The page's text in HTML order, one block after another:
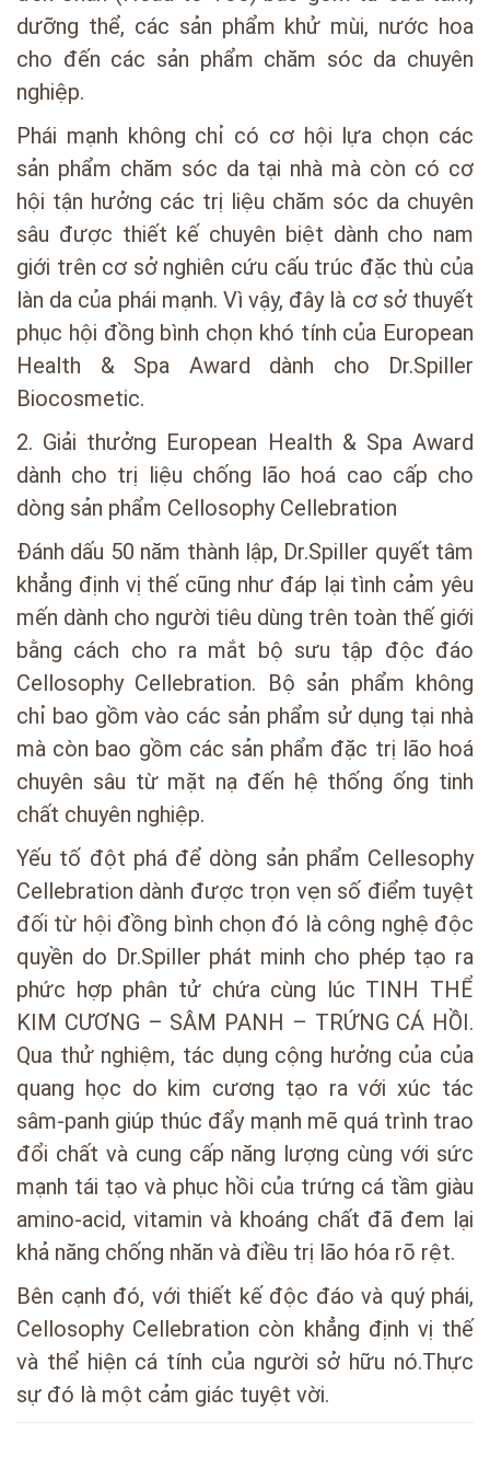
dưỡng thể, các sản phẩm khử mùi, nước hoa
cho đến các sản phẩm chăm sóc da chuyên
nghiệp.
Phái mạnh không chỉ có cơ hội lựa chọn các
sản phẩm chăm sóc da tại nhà mà còn có cơ
hội tận hưởng các trị liệu chăm sóc da chuyên
sâu được thiết kế chuyên biệt dành cho nam
giới trên cơ sở nghiên cứu cấu trúc đặc thù của
làn da của phái mạnh. Vì vậy, đây là cơ sở thuyết
phục hội đồng bình chọn khó tính của European
Health & Spa Award dành cho Dr.Spiller
Biocosmetic.
2. Giải thưởng European Health & Spa Award
dành cho trị liệu chống lão hoá cao cấp cho
dòng sản phẩm Cellosophy Cellebration
Đánh dấu 50 năm thành lập, Dr.Spiller quyết tâm
khẳng định vị thế cũng như đáp lại tình cảm yêu
mến dành cho người tiêu dùng trên toàn thế giới
bằng cách cho ra mắt bộ sưu tập độc đáo
Cellosophy Cellebration. Bộ sản phẩm không
chỉ bao gồm vào các sản phẩm sử dụng tại nhà
mà còn bao gồm các sản phẩm đặc trị lão hoá
chuyên sâu từ mặt nạ đến hệ thống ống tinh
chất chuyên nghiệp.
Yếu tố đột phá để dòng sản phẩm Cellesophy
Cellebration dành được trọn vẹn số điểm tuyệt
đối từ hội đồng bình chọn đó là công nghệ độc
quyền do Dr.Spiller phát minh cho phép tạo ra
phức hợp phân tử chứa cùng lúc TINH THỂ
KIM CƯƠNG – SÂM PANH – TRỨNG CÁ HỒI.
Qua thử nghiệm, tác dụng cộng hưởng của của
quang học do kim cương tạo ra với xúc tác
sâm-panh giúp thúc đẩy mạnh mẽ quá trình trao
đổi chất và cung cấp năng lượng cùng với sức
mạnh tái tạo và phục hồi của trứng cá tầm giàu
amino-acid, vitamin và khoáng chất đã đem lại
khả năng chống nhăn và điều trị lão hóa rõ rệt.
Bên cạnh đó, với thiết kế độc đáo và quý phái,
Cellosophy Cellebration còn khẳng định vị thế
và thể hiện cá tính của người sở hữu nó.Thực
sự đó là một cảm giác tuyệt vời.